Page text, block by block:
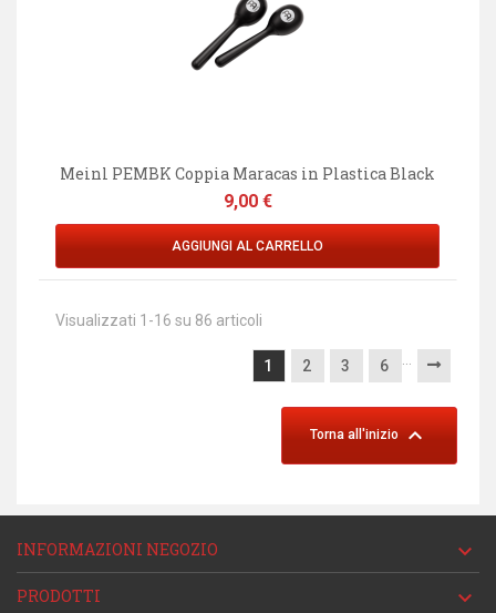
Meinl PEMBK Coppia Maracas in Plastica Black
Prezzo
9,00 €
AGGIUNGI AL CARRELLO
Visualizzati 1-16 su 86 articoli
1 2 3 6
Torna all'inizio 
INFORMAZIONI NEGOZIO 
PRODOTTI 